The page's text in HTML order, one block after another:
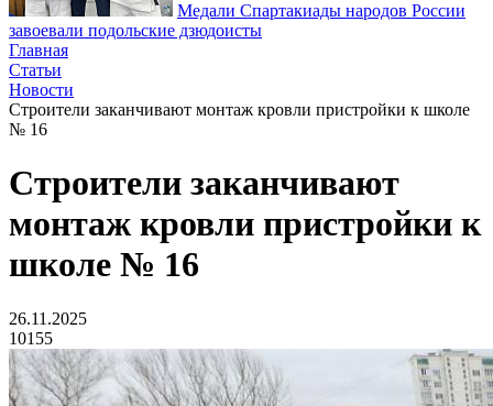
Медали Спартакиады народов России
завоевали подольские дзюдоисты
Главная
Статьи
Новости
Строители заканчивают монтаж кровли пристройки к школе
№ 16
Строители заканчивают
монтаж кровли пристройки к
школе № 16
26.11.2025
10155